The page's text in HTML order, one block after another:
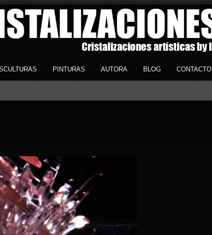
PINTURAS AUTORA BLOG CONTACTO